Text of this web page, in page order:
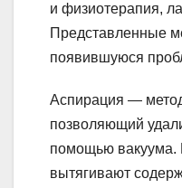
и физиотерапия,
Представленные
появившуюся
Аспирация —
позволяющий
помощью вакуума.
вытягивают